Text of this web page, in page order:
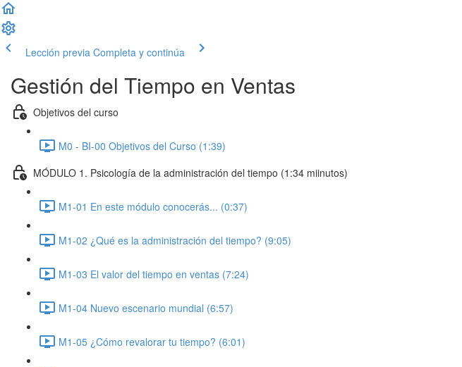
Lección previa Completa y continúa
Gestión del Tiempo en Ventas
Objetivos del curso
M0 - BI-00 Objetivos del Curso (1:39)
MÓDULO 1. Psicología de la administración del tiempo (1:34 miinutos)
M1-01 En este módulo conocerás... (0:37)
M1-02 ¿Qué es la administración del tiempo? (9:05)
M1-03 El valor del tiempo en ventas (7:24)
M1-04 Nuevo escenario mundial (6:57)
M1-05 ¿Cómo revalorar tu tiempo? (6:01)